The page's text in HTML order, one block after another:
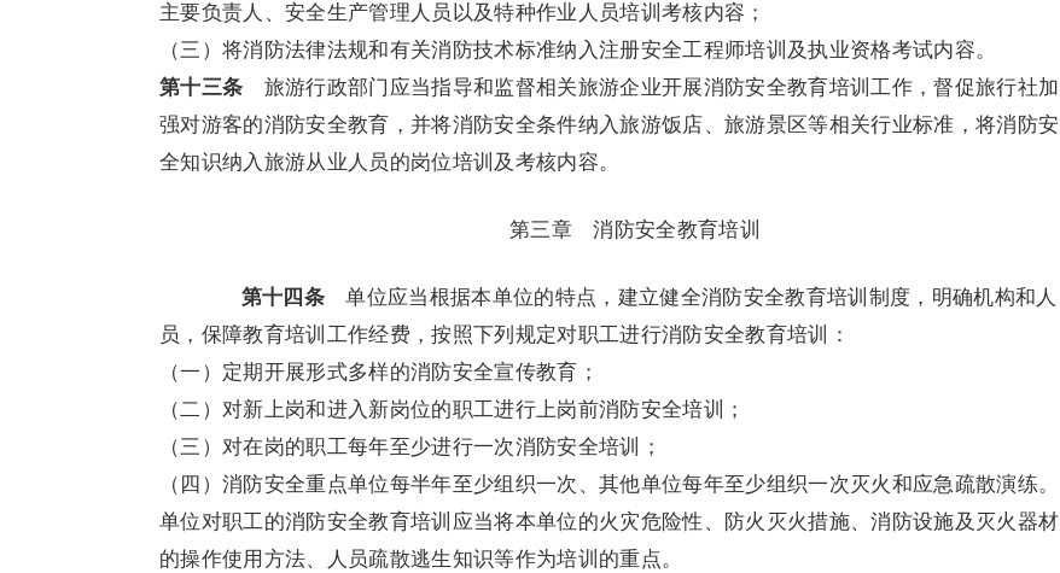
主要负责人、安全生产管理人员以及特种作业人员培训考核内容；
（三）将消防法律法规和有关消防技术标准纳入注册安全工程师培训及执业资格考试内容。
第十三条 旅游行政部门应当指导和监督相关旅游企业开展消防安全教育培训工作，督促旅行社加
强对游客的消防安全教育，并将消防安全条件纳入旅游饭店、旅游景区等相关行业标准，将消防安
全知识纳入旅游从业人员的岗位培训及考核内容。
第三章 消防安全教育培训
第十四条 单位应当根据本单位的特点，建立健全消防安全教育培训制度，明确机构和人
员，保障教育培训工作经费，按照下列规定对职工进行消防安全教育培训：
（一）定期开展形式多样的消防安全宣传教育；
（二）对新上岗和进入新岗位的职工进行上岗前消防安全培训；
（三）对在岗的职工每年至少进行一次消防安全培训；
（四）消防安全重点单位每半年至少组织一次、其他单位每年至少组织一次灭火和应急疏散演练。
单位对职工的消防安全教育培训应当将本单位的火灾危险性、防火灭火措施、消防设施及灭火器材
的操作使用方法、人员疏散逃生知识等作为培训的重点。